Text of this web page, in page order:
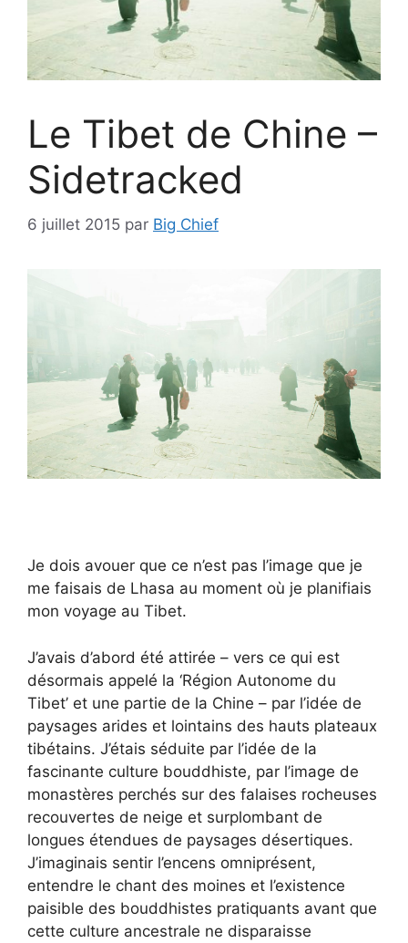
Le Tibet de Chine –
Sidetracked
6 juillet 2015 par Big Chief
Je dois avouer que ce n’est pas l’image que je
me faisais de Lhasa au moment où je planifiais
mon voyage au Tibet.
J’avais d’abord été attirée – vers ce qui est
désormais appelé la ‘Région Autonome du
Tibet’ et une partie de la Chine – par l’idée de
paysages arides et lointains des hauts plateaux
tibétains. J’étais séduite par l’idée de la
fascinante culture bouddhiste, par l’image de
monastères perchés sur des falaises rocheuses
recouvertes de neige et surplombant de
longues étendues de paysages désertiques.
J’imaginais sentir l’encens omniprésent,
entendre le chant des moines et l’existence
paisible des bouddhistes pratiquants avant que
cette culture ancestrale ne disparaisse